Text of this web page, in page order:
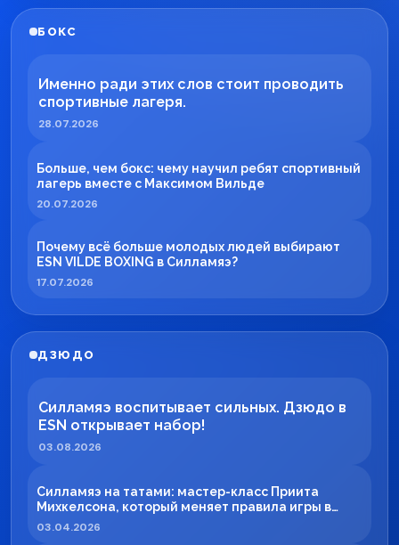
БОКС
Именно ради этих слов стоит проводить
спортивные лагеря.
28.07.2026
Больше, чем бокс: чему научил ребят спортивный
лагерь вместе с Максимом Вильде
20.07.2026
Почему всё больше молодых людей выбирают
ESN VILDE BOXING в Силламяэ?
17.07.2026
ДЗЮДО
Силламяэ воспитывает сильных. Дзюдо в
ESN открывает набор!
03.08.2026
Силламяэ на татами: мастер-класс Приита
Михкелсона, который меняет правила игры в
регионе
03.04.2026